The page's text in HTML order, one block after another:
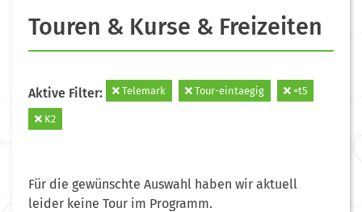
Touren & Kurse & Freizeiten
Aktive Filter: Telemark Tour-eintaegig =t5
K2
Für die gewünschte Auswahl haben wir aktuell
leider keine Tour im Programm.